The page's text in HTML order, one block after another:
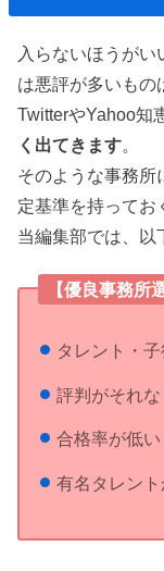
入らないほうがい
は悪評が多いもの
TwitterやYahoo知
く出てきます。
そのような事務所
定基準を持ってお
当編集部では、以
【優良事務所
タレント・
評判がそれな
合格率が低い
有名タレン